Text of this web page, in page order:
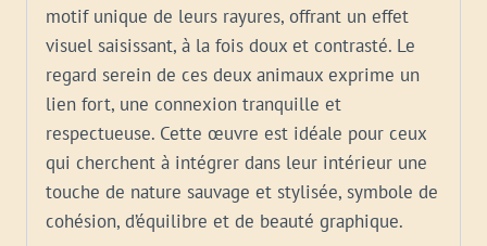
motif unique de leurs rayures, offrant un effet
visuel saisissant, à la fois doux et contrasté. Le
regard serein de ces deux animaux exprime un
lien fort, une connexion tranquille et
respectueuse. Cette œuvre est idéale pour ceux
qui cherchent à intégrer dans leur intérieur une
touche de nature sauvage et stylisée, symbole de
cohésion, d’équilibre et de beauté graphique.